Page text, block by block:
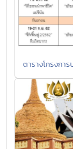
ตารางโครงกา